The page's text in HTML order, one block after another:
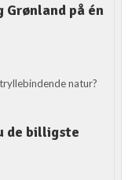
Grønland på én
natur?
de billigste